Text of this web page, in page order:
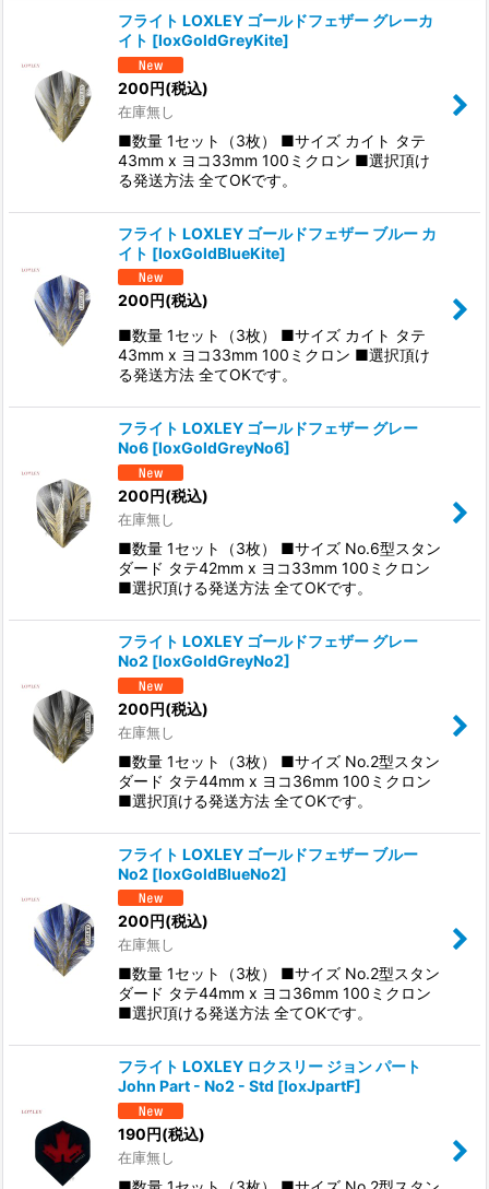
フライト LOXLEY ゴールドフェザー グレーカ
イト [loxGoldGreyKite]
200円(税込)
在庫無し
■数量 1セット（3枚） ■サイズ カイト タテ
43mm x ヨコ33mm 100ミクロン ■選択頂け
る発送方法 全てOKです。
フライト LOXLEY ゴールドフェザー ブルー カ
イト [loxGoldBlueKite]
200 円(税込)
■数量 1セット（3枚） ■サイズ カイト タテ
43mm x ヨコ33mm 100ミクロン ■選択頂け
る発送方法 全てOKです。
フライト LOXLEY ゴールドフェザー グレー
No6 [loxGoldGreyNo6]
200円(税込)
在庫無し
■数量 1セット（3枚） ■サイズ No.6型スタン
ダード タテ42mm x ヨコ33mm 100ミクロン
■選択頂ける発送方法 全てOKです。
フライト LOXLEY ゴールドフェザー グレー
No2 [loxGoldGreyNo2]
200円(税込)
在庫無し
■数量 1セット（3枚） ■サイズ No.2型スタン
ダード タテ44mm x ヨコ36mm 100ミクロン
■選択頂ける発送方法 全てOKです。
フライト LOXLEY ゴールドフェザー ブルー
No2 [loxGoldBlueNo2]
200 円(税込)
在庫無し
■数量 1セット（3枚） ■サイズ No.2型スタン
ダード タテ44mm x ヨコ36mm 100ミクロン
■選択頂ける発送方法 全てOKです。
フライト LOXLEY ロクスリー ジョン パート
John Part - No2 - Std [loxJpartF]
190円(税込)
在庫無し